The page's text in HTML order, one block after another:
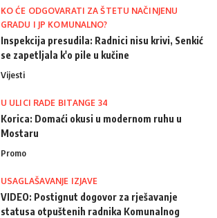
KO ĆE ODGOVARATI ZA ŠTETU NAČINJENU
GRADU I JP KOMUNALNO?
Inspekcija presudila: Radnici nisu krivi, Senkić
se zapetljala k'o pile u kučine
Vijesti
U ULICI RADE BITANGE 34
Korica: Domaći okusi u modernom ruhu u
Mostaru
Promo
USAGLAŠAVANJE IZJAVE
VIDEO: Postignut dogovor za rješavanje
statusa otpuštenih radnika Komunalnog